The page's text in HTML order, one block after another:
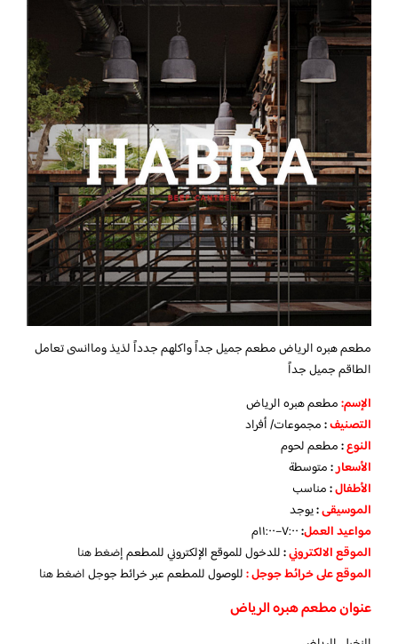
مطعم هبره الرياضمطعم جميل جداً واكلهم جدداً لذيذ وماانسى تعامل
الطاقم جميل جداً
الإسم:مطعم هبره الرياض
التصنيف:مجموعات/ أفراد
النوع:مطعم لحوم
الأسعار:متوسطة
الأطفال:مناسب
الموسيقى:يوجد
مواعيد العمل:٧:٠٠–١١:٠٠م
الموقع الالكتروني:للدخول للموقع الإلكتروني للمطعمإضغط هنا
الموقع على خرائط جوجل:للوصول للمطعم عبر خرائط جوجلاضغط هنا
عنوان مطعم هبره الرياض